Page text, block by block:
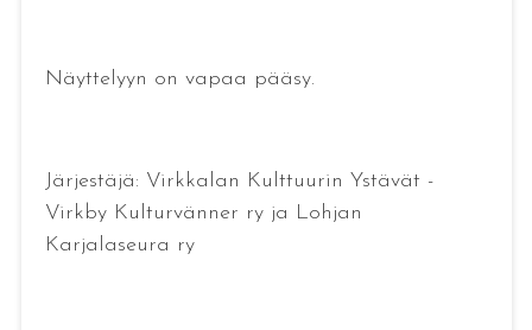
Näyttelyyn on vapaa pääsy.
Järjestäjä: Virkkalan Kulttuurin Ystävät -
Virkby Kulturvänner ry ja Lohjan
Karjalaseura ry